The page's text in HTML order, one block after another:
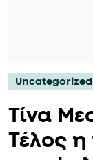
Uncategorized
Τίνα
Τέλος